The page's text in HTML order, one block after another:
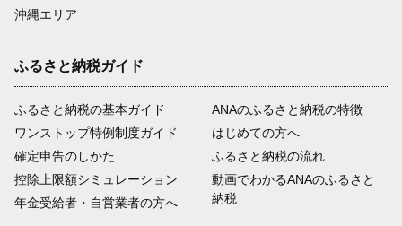
沖縄エリア
ふるさと納税ガイド
ふるさと納税の基本ガイド
ワンストップ特例制度ガイド
確定申告のしかた
控除上限額シミュレーション
年金受給者・自営業者の方へ
ANAのふるさと納税の特徴
はじめての方へ
ふるさと納税の流れ
動画でわかるANAのふるさと
納税